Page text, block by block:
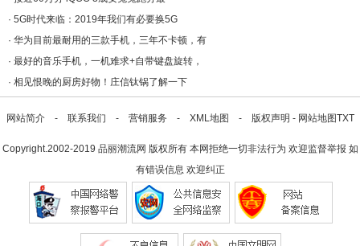
· 5G时代来临：2019年我们有必要换5G
· 华为目前最耐用的三款手机，三年不卡顿，有
· 最好的音乐手机，一机难求+自带键盘旋转，
· 相见恨晚的厨房好物！庄信钛锅了解一下
网站简介- 联系我们 - 营销服务 - XML地图 - 版权声明 - 网站地图TXT
Copyright.2002-2019 品丽潮流网 版权所有 本网拒绝一切非法行为 欢迎监督举报 如
有错误信息 欢迎纠正